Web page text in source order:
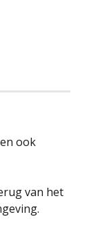
ook
van het